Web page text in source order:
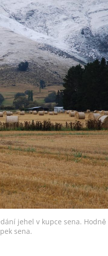
jehel v kupce sena.
sena.